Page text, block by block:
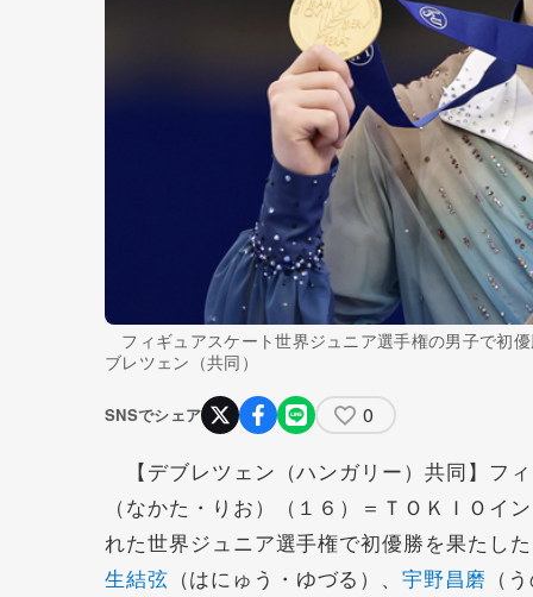
フィギュアスケート世界ジュニア選手権の男子で初
ブレツェン（共同）
SNSでシェア 0
【デブレツェン（ハンガリー）共同】フ
（なかた・りお）（１６）＝ＴＯＫＩＯイ
れた世界ジュニア選手権で初優勝を果たし
生結弦 （はにゅう・ゆづる）、 宇野昌磨 （